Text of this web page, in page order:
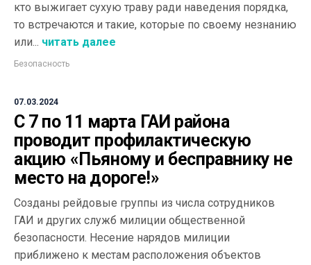
кто выжигает сухую траву ради наведения порядка,
то встречаются и такие, которые по своему незнанию
или... читать далее
Безопасность
07.03.2024
С 7 по 11 марта ГАИ района
проводит профилактическую
акцию «Пьяному и бесправнику не
место на дороге!»
Созданы рейдовые группы из числа сотрудников
ГАИ и других служб милиции общественной
безопасности. Несение нарядов милиции
приближено к местам расположения объектов